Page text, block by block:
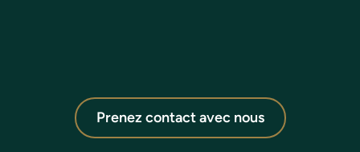
Prenez contact avec nous